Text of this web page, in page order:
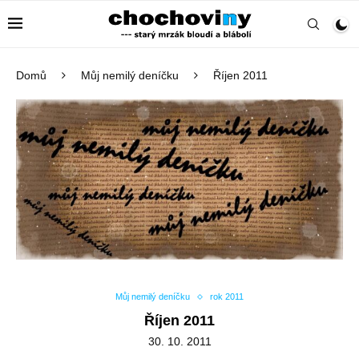
Domů Můj nemilý deníčku Říjen 2011
Můj nemilý deníčku rok 2011
Říjen 2011
30. 10. 2011